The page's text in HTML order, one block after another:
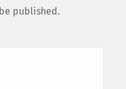
published.